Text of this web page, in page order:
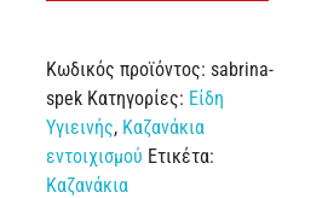
Κωδικός προϊόντος: sabrina-
spek Κατηγορίες: Είδη
Υγιεινής, Καζανάκια
εντοιχισμού Ετικέτα:
Καζανάκια